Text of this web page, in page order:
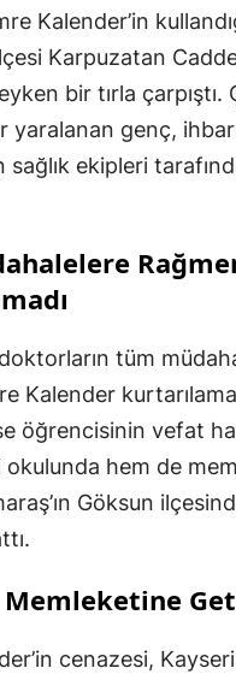
Kalender’in
Karpuzatan
bir tırla çarpıştı.
yaralanan genç,
sağlık ekipleri
tüm
Kalender
öğrencisinin vefat
okulunda hem de
Göksun
Memleketine
cenazesi,